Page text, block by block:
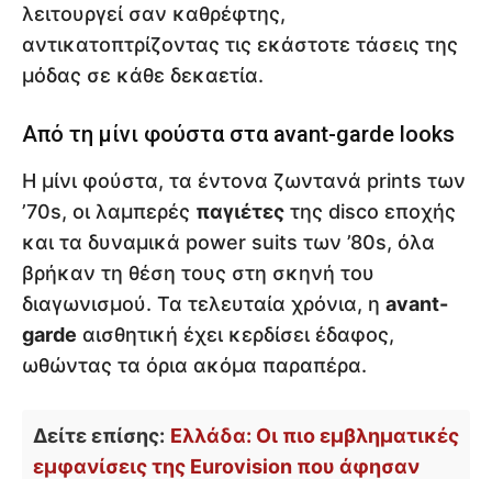
λειτουργεί σαν καθρέφτης,
αντικατοπτρίζοντας τις εκάστοτε τάσεις της
μόδας σε κάθε δεκαετία.
Από τη μίνι φούστα στα avant-garde looks
Η μίνι φούστα, τα έντονα ζωντανά prints των
’70s, οι λαμπερές παγιέτες της disco εποχής
και τα δυναμικά power suits των ’80s, όλα
βρήκαν τη θέση τους στη σκηνή του
διαγωνισμού. Τα τελευταία χρόνια, η avant-
garde αισθητική έχει κερδίσει έδαφος,
ωθώντας τα όρια ακόμα παραπέρα.
Δείτε επίσης: Ελλάδα: Οι πιο εμβληματικές
εμφανίσεις της Eurovision που άφησαν